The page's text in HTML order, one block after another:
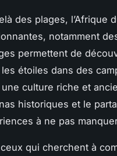
des plages, l’Afrique
notamment
permettent de
étoiles dans des
culture riche et
historiques et le
à ne pas
qui cherchent à